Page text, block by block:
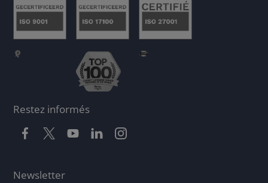
Restez informés
Newsletter